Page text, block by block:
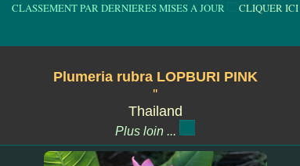
CLASSEMENT PAR DERNIERES MISES A JOUR CLIQUER ICI
Plumeria rubra LOPBURI PINK
''
Thailand
Plus loin ...